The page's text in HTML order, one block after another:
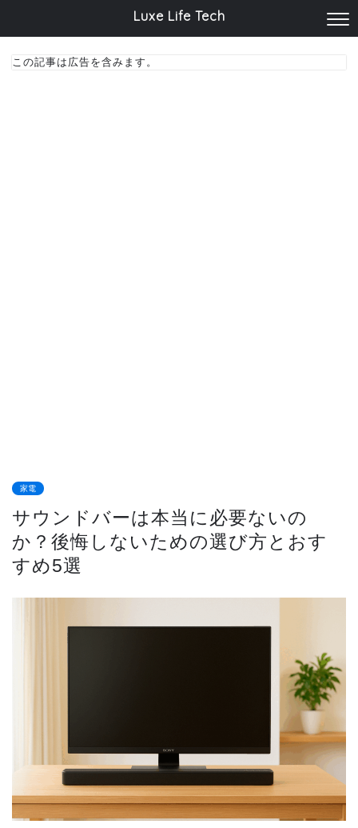
Luxe Life Tech
この記事は広告を含みます。
家電
サウンドバーは本当に必要ないの
か？後悔しないための選び方とおす
すめ5選